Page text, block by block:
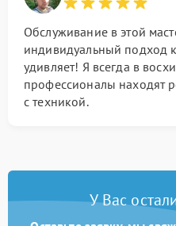
Обслуживание в этой
индивидуальный подход
удивляет! Я всегда в
профессионалы находят
с техникой.
У Вас